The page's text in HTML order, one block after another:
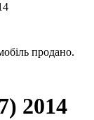
продано.
2014